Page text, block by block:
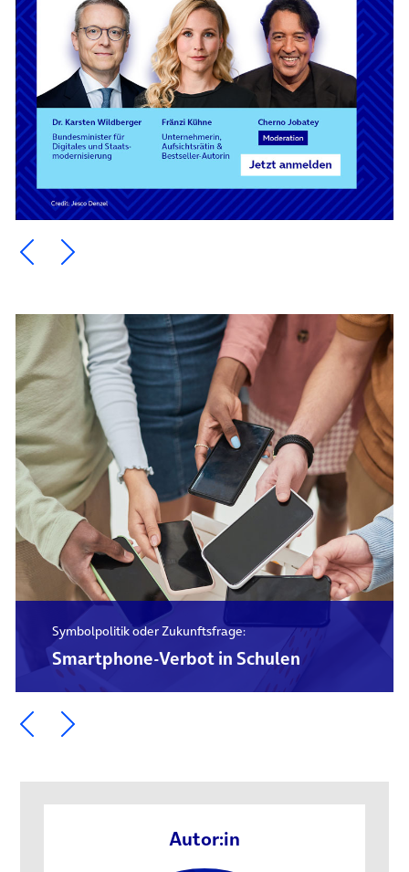
Ein Element zurück blättern
Ein Element weiter blättern
Symbolpolitik oder Zukunftsfrage:
Smartphone-Verbot in Schulen
Ein Element zurück blättern
Ein Element weiter blättern
Autor:in